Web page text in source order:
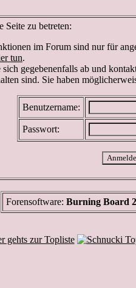
Seite zu betreten:
im Forum sind nur für
tun.
gegebenenfalls ab und
sind. Sie haben
Benutzername:
Passwort:
Forensoftware: Burning Board